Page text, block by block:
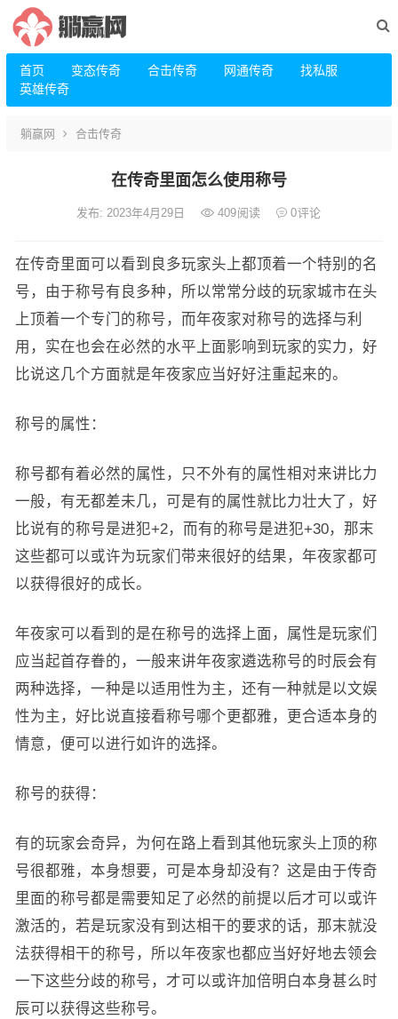
首页 变态传奇 合击传奇 网通传奇
找私服
英雄传奇
躺赢网 合击传奇
在传奇里面怎么使用称号
发布: 2023年4月29日 409阅读 0评论
在传奇里面可以看到良多玩家头上都顶着一个特别的名
号，由于称号有良多种，所以常常分歧的玩家城市在头
上顶着一个专门的称号，而年夜家对称号的选择与利
用，实在也会在必然的水平上面影响到玩家的实力，好
比说这几个方面就是年夜家应当好好注重起来的。
称号的属性：
称号都有着必然的属性，只不外有的属性相对来讲比力
一般，有无都差未几，可是有的属性就比力壮大了，好
比说有的称号是进犯+2，而有的称号是进犯+30，那末
这些都可以或许为玩家们带来很好的结果，年夜家都可
以获得很好的成长。
年夜家可以看到的是在称号的选择上面，属性是玩家们
应当起首存眷的，一般来讲年夜家遴选称号的时辰会有
两种选择，一种是以适用性为主，还有一种就是以文娱
性为主，好比说直接看称号哪个更都雅，更合适本身的
情意，便可以进行如许的选择。
称号的获得：
有的玩家会奇异，为何在路上看到其他玩家头上顶的称
号很都雅，本身想要，可是本身却没有？这是由于传奇
里面的称号都是需要知足了必然的前提以后才可以或许
激活的，若是玩家没有到达相干的要求的话，那末就没
法获得相干的称号，所以年夜家也都应当好好地去领会
一下这些分歧的称号，才可以或许加倍明白本身甚么时
辰可以获得这些称号。